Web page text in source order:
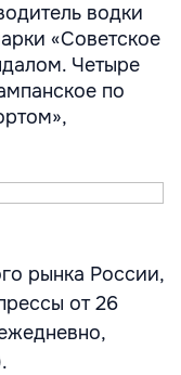
водки
«Советское
Четыре
по
рынка России,
от 26